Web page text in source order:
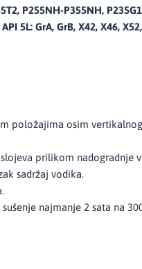
P255NH-P355NH,
5L: GrA, GrB, X42, X46,
položajima osim
prilikom nadogradnje
sadržaj vodika.
najmanje 2 sata na